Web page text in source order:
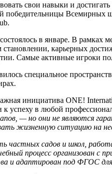
свои навыки и
победительницы Всемирных
в январе. В рамках
карьерных
Самые активные игроки
специальное
инициатива ONE!
успеху в любой
— но они не являются
жизненную ситуацию на
частных садов и школ,
процесс организован с
и адаптирован под ФГОС